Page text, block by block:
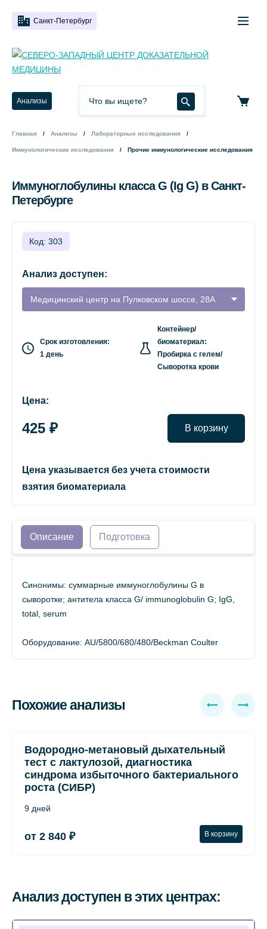
Санкт-Петербург
Анализы
Главная Анализы Лабораторные исследования
Иммунологические исследования Прочие иммунологические исследования
Иммуноглобулины класса G (Ig G) в Санкт-
Петербурге
Код: 303
Анализ доступен:
Медицинский центр на Пулковском шоссе, 28А
Срок изготовления:
1 день
Контейнер/
биоматериал:
Пробирка с гелем/
Сыворотка крови
Цена:
425 ₽ В корзину
Цена указывается без учета стоимости
взятия биоматериала
Описание Подготовка
Синонимы: суммарные иммуноглобулины G в
сыворотке; антитела класса G/ immunoglobulin G; IgG,
total, serum
Оборудование: AU/5800/680/480/Beckman Coulter
Похожие анализы
Водородно-метановый дыхательный
тест с лактулозой, диагностика
синдрома избыточного бактериального
роста (СИБР)
9 дней
от 2 840 ₽ В корзину
Анализ доступен в этих центрах: